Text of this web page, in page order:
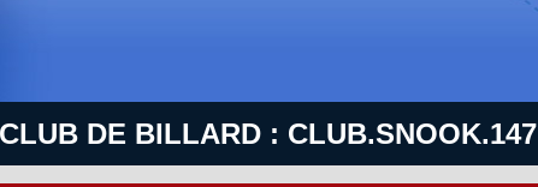
CLUB DE BILLARD : CLUB.SNOOK.147